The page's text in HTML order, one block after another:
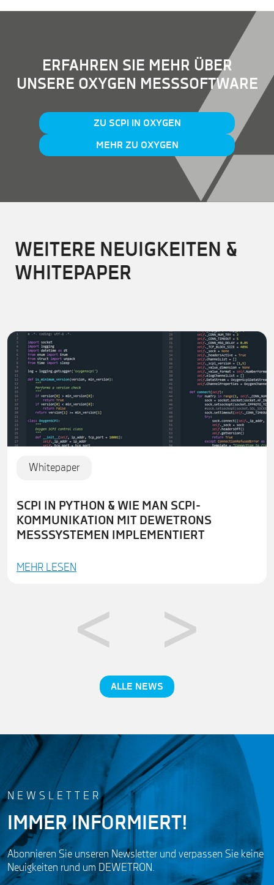
ERFAHREN SIE MEHR ÜBER
UNSERE OXYGEN MESSSOFTWARE
ZU SCPI IN OXYGEN
MEHR ZU OXYGEN
WEITERE NEUIGKEITEN &
WHITEPAPER
Whitepaper
SCPI IN PYTHON & WIE MAN SCPI-
KOMMUNIKATION MIT DEWETRONS
MESSSYSTEMEN IMPLEMENTIERT
MEHR LESEN
ALLE NEWS
NEWSLETTER
IMMER INFORMIERT!
Abonnieren Sie unseren Newsletter und verpassen Sie keine
Neuigkeiten rund um DEWETRON.